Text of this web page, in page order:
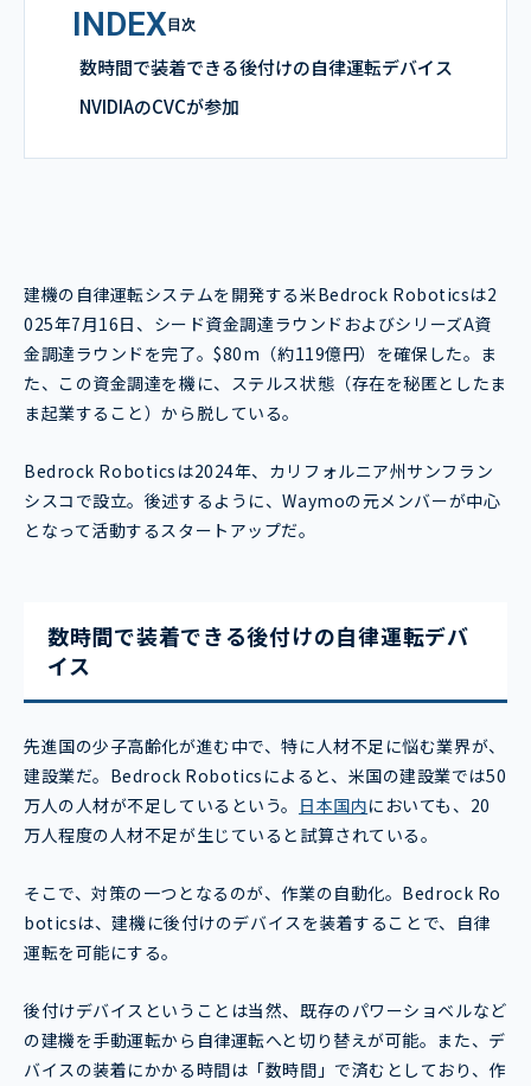
INDEX目次
数時間で装着できる後付けの自律運転デバイス
NVIDIAのCVCが参加
建機の自律運転システムを開発する米Bedrock Roboticsは2
025年7月16日、シード資金調達ラウンドおよびシリーズA資
金調達ラウンドを完了。$80m（約119億円）を確保した。ま
た、この資金調達を機に、ステルス状態（存在を秘匿としたま
ま起業すること）から脱している。
Bedrock Roboticsは2024年、カリフォルニア州サンフラン
シスコで設立。後述するように、Waymoの元メンバーが中心
となって活動するスタートアップだ。
数時間で装着できる後付けの自律運転デバ
イス
先進国の少子高齢化が進む中で、特に人材不足に悩む業界が、
建設業だ。Bedrock Roboticsによると、米国の建設業では50
万人の人材が不足しているという。 日本国内においても、20
万人程度の人材不足が生じていると試算されている。
そこで、対策の一つとなるのが、作業の自動化。Bedrock Ro
boticsは、建機に後付けのデバイスを装着することで、自律
運転を可能にする。
後付けデバイスということは当然、既存のパワーショベルなど
の建機を手動運転から自律運転へと切り替えが可能。また、デ
バイスの装着にかかる時間は「数時間」で済むとしており、作